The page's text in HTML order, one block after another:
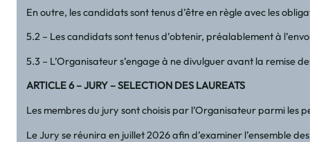
En outre, les candidats sont tenus d’être en règle avec les
5.2 – Les candidats sont tenus d’obtenir, préalablement à
5.3 – L’Organisateur s’engage à ne divulguer avant la remise
ARTICLE 6 – JURY – SELECTION DES LAUREATS
Les membres du jury sont choisis par l’Organisateur parmi
Le Jury se réunira en juillet 2026 afin d’examiner l’ensemble